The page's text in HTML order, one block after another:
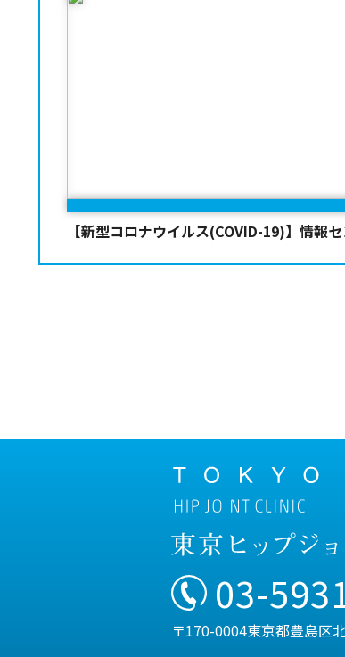
【新型コロナウイルス(COVID-19)】情報
03-
〒170-0004東京都豊島区